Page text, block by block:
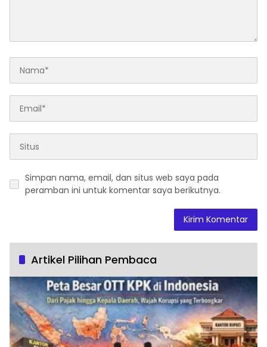
Simpan nama, email, dan situs web saya pada
peramban ini untuk komentar saya berikutnya.
Artikel Pilihan Pembaca